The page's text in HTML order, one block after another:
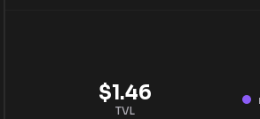
$1.46
TVL